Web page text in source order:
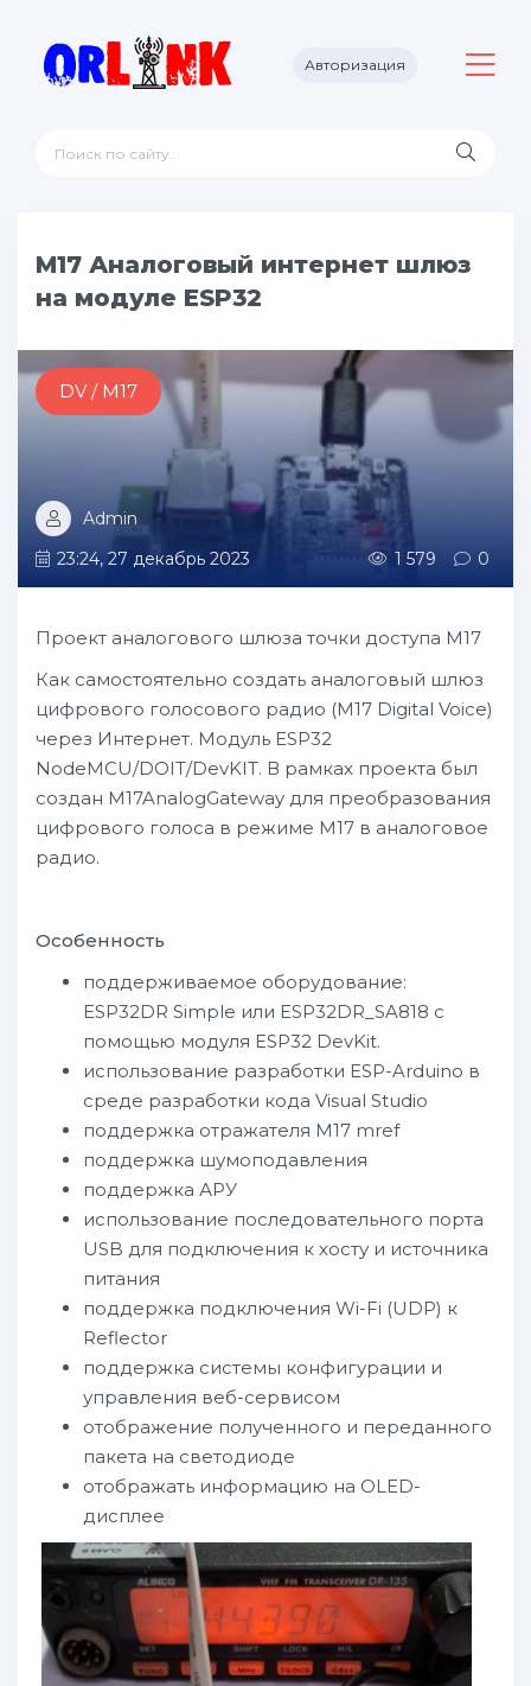
Авторизация
M17 Аналоговый интернет шлюз
на модуле ESP32
DV / M17
Admin
23:24, 27 декабрь 2023
1 579 0
Проект аналогового шлюза точки доступа M17
Как самостоятельно создать аналоговый шлюз
цифрового голосового радио (M17 Digital Voice)
через Интернет. Модуль ESP32
NodeMCU/DOIT/DevKIT. В рамках проекта был
создан M17AnalogGateway для преобразования
цифрового голоса в режиме M17 в аналоговое
радио.
Особенность
поддерживаемое оборудование:
ESP32DR Simple или ESP32DR_SA818 с
помощью модуля ESP32 DevKit.
использование разработки ESP-Arduino в
среде разработки кода Visual Studio
поддержка отражателя M17 mref
поддержка шумоподавления
поддержка АРУ
использование последовательного порта
USB для подключения к хосту и источника
питания
поддержка подключения Wi-Fi (UDP) к
Reflector
поддержка системы конфигурации и
управления веб-сервисом
отображение полученного и переданного
пакета на светодиоде
отображать информацию на OLED-
дисплее